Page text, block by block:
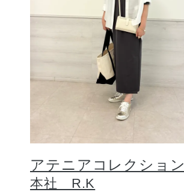
アテニアコレクション
本社 R.K